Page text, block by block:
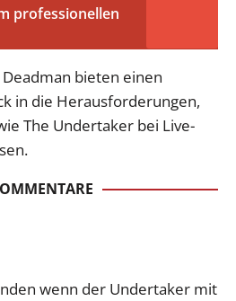
professionellen
bieten einen
in die Herausforderungen,
The Undertaker bei Live-
wenn der Undertaker mit